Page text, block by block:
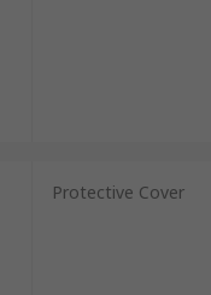
Protective Cover